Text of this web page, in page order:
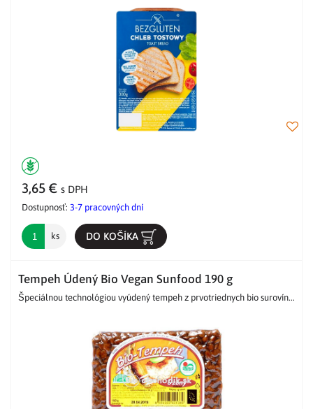
3,65 € s DPH
Dostupnosť: 3-7 pracovných dní
ks DO KOŠÍKA
Tempeh Údený Bio Vegan Sunfood 190 g
Špeciálnou technológiou vyúdený tempeh z prvotriednych bio surovín...